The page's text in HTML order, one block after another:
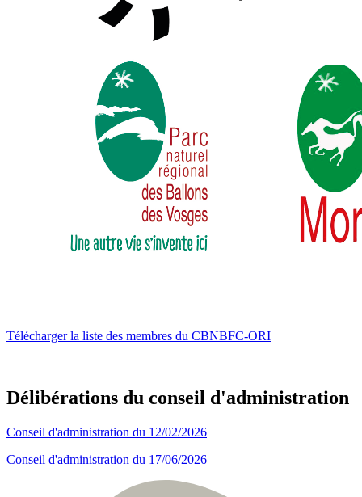
Télécharger la liste des membres du CBNBFC-ORI
Délibérations du conseil d'administration
Conseil d'administration du 12/02/2026
Conseil d'administration du 17/06/2026